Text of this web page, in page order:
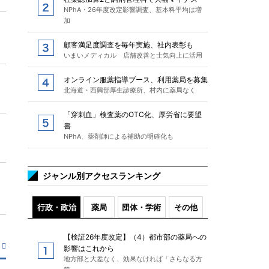
NPhA・26年度改定影響調査、基本料平均は増
加
顧客満足度調査を毎年実施、社内表彰も
いまいメディカル 店舗改善と士気向上に活用
オンライン服薬指導ブース、利用薬局を募集
北海道・西興部厚生診療所、村内に薬局なく
「穿刺血」検査薬のOTC化、厚労省に要望
書
NPhA、薬剤師による補助の明確化も
ジャンル別アクセスランキング
行政・政治 薬局 団体・学術 その他
【検証26年度改定】（4）都市部の薬局への
影響はこれから
地方部と大差なく、効果なければ「さらなる方